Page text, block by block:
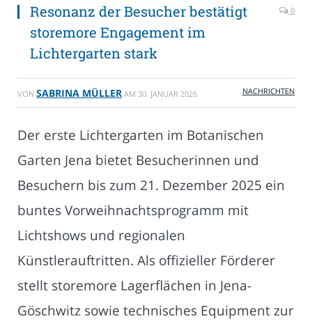
Resonanz der Besucher bestätigt
storemore Engagement im
Lichtergarten stark
0
VON SABRINA MÜLLER AM 30. JANUAR 2026 NACHRICHTEN
Der erste Lichtergarten im Botanischen
Garten Jena bietet Besucherinnen und
Besuchern bis zum 21. Dezember 2025 ein
buntes Vorweihnachtsprogramm mit
Lichtshows und regionalen
Künstlerauftritten. Als offizieller Förderer
stellt storemore Lagerflächen in Jena-
Göschwitz sowie technisches Equipment zur